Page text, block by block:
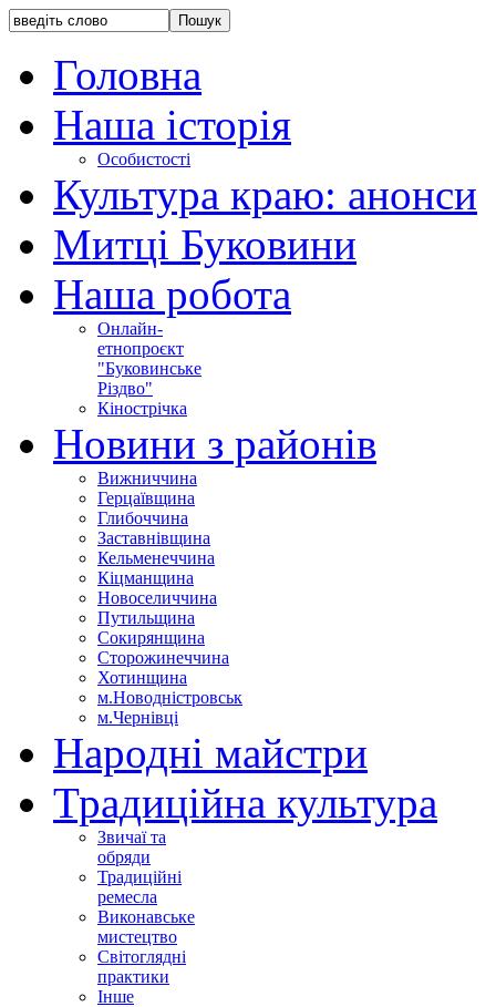
Головна
Наша історія
Особистості
Культура краю: анонси
Митці Буковини
Наша робота
Онлайн-
етнопроєкт
"Буковинське
Різдво"
Кінострічка
Новини з районів
Вижниччина
Герцаївщина
Глибоччина
Заставнівщина
Кельменеччина
Кіцманщина
Новоселиччина
Путильщина
Сокирянщина
Сторожинеччина
Хотинщина
м.Новодністровськ
м.Чернівці
Народні майстри
Традиційна культура
Звичаї та
обряди
Традиційні
ремесла
Виконавське
мистецтво
Світоглядні
практики
Інше